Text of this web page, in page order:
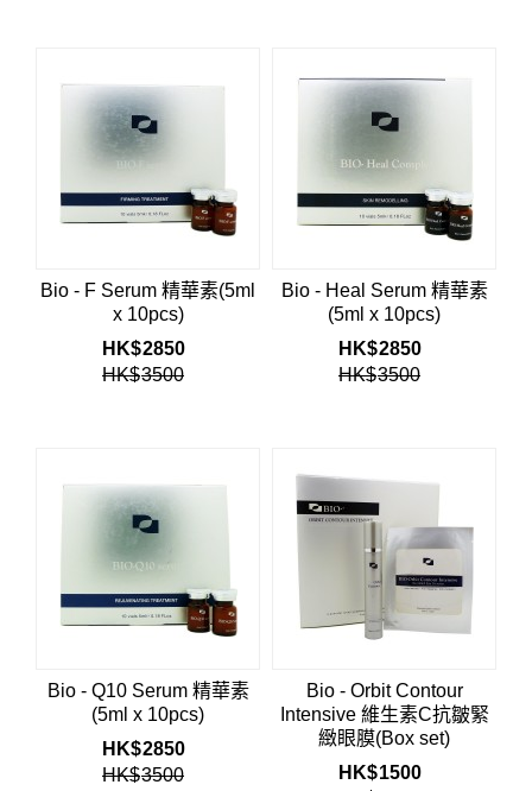
Bio - F Serum 精華素(5ml
x 10pcs)
HK$2850
HK$3500
Bio - Heal Serum 精華素
(5ml x 10pcs)
HK$2850
HK$3500
Bio - Q10 Serum 精華素
(5ml x 10pcs)
HK$2850
HK$3500
Bio - Orbit Contour
Intensive 維生素C抗皺緊
緻眼膜(Box set)
HK$1500